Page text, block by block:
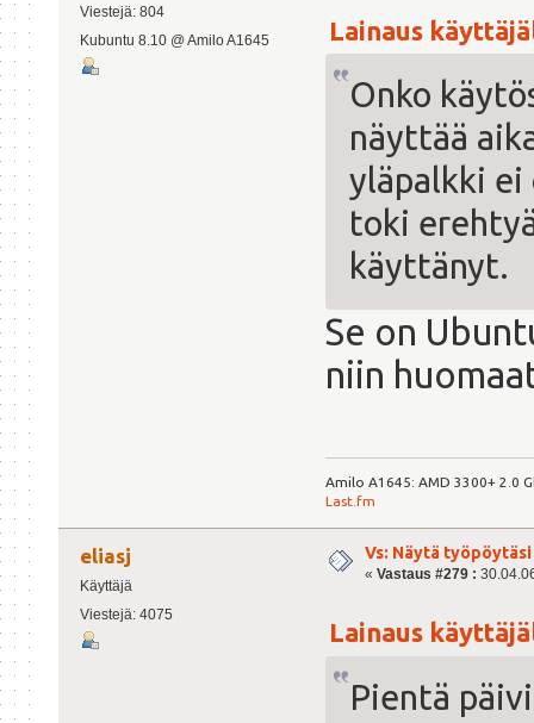
Viestejä: 804
Kubuntu 8.10 @ Amilo A1645
Lainaus
Onko
näyttää
yläpalkki ei
toki
käyttänyt.
Se on
niin
Amilo A1645: AMD 3300+ 2.0
Last.fm
eliasj
Käyttäjä
Viestejä: 4075
Vs: Näytä työpöytäsi
« Vastaus #279 :
Lainaus
Pientä